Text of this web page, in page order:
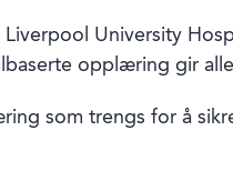
University
opplæring gir
som trengs for å